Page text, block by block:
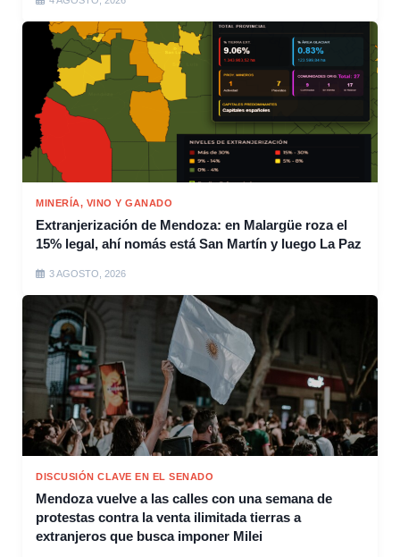
MINERÍA, VINO Y GANADO
Extranjerización de Mendoza: en Malargüe roza el
15% legal, ahí nomás está San Martín y luego La Paz
3 AGOSTO, 2026
DISCUSIÓN CLAVE EN EL SENADO
Mendoza vuelve a las calles con una semana de
protestas contra la venta ilimitada tierras a
extranjeros que busca imponer Milei